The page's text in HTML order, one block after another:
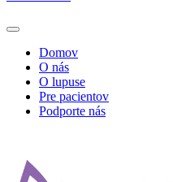
Domov
O nás
O lupuse
Pre pacientov
Podporte nás